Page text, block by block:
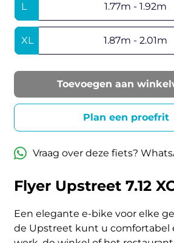
L 1.77m - 1.92m
XL 1.87m - 2.01m
Toevoegen aan
Plan een proefrit
Vraag over deze fiets?
Flyer Upstreet 7.12
Een elegante e-bike voor elke
de Upstreet kunt u comfortabel